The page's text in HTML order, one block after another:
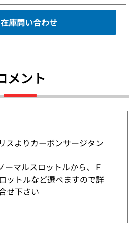
在庫問い合わせ
メント
スよりカーボンサージタン
ーマルスロットルから、Ｆ
ットルなど選べますので詳
せ下さい